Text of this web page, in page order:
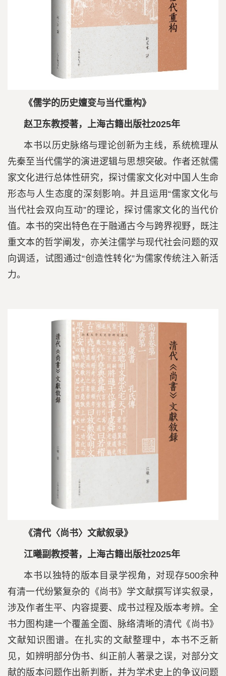
《儒学的历史嬗变与当代重构》
赵卫东教授著，上海古籍出版社2025年
本书以历史脉络与理论创新为主线，系统梳理从
先秦至当代儒学的演进逻辑与思想突破。作者还就儒
家文化进行总体性研究，探讨儒家文化对中国人生命
形态与人生态度的深刻影响。并且运用“儒家文化与
当代社会双向互动”的理论，探讨儒家文化的当代价
值。本书的突出特色在于融通古今与跨界视野，既注
重文本的哲学阐发，亦关注儒学与现代社会问题的双
向调适，试图通过“创造性转化”为儒家传统注入新活
力。
《清代〈尚书〉文献叙录》
江曦副教授著，上海古籍出版社2025年
本书以独特的版本目录学视角，对现存500余种
有清一代纷繁复杂的《尚书》学文献撰写详实叙录，
涉及作者生平、内容提要、成书过程及版本考辨。全
书力图构建一个覆盖全面、脉络清晰的清代《尚书》
文献知识图谱。在扎实的文献整理中，本书不乏新
见，如辨明部分伪书、纠正前人著录之误，对部分文
献的版本问题作出新判断，并为学术史上的争议问题